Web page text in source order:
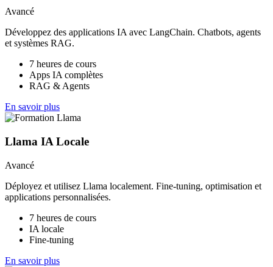
Avancé
Développez des applications IA avec LangChain. Chatbots, agents
et systèmes RAG.
7 heures de cours
Apps IA complètes
RAG & Agents
En savoir plus
Llama IA Locale
Avancé
Déployez et utilisez Llama localement. Fine-tuning, optimisation et
applications personnalisées.
7 heures de cours
IA locale
Fine-tuning
En savoir plus